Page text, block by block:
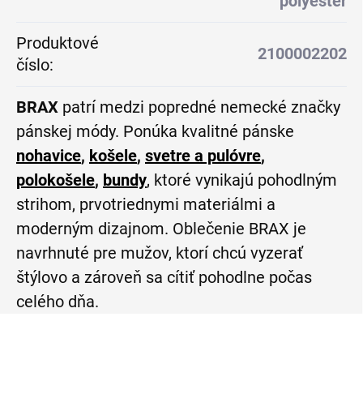
Produktové
číslo:
2100002202
BRAX patrí medzi popredné nemecké značky
pánskej módy. Ponúka kvalitné pánske
nohavice, košele, svetre a pulóvre,
polokošele, bundy, ktoré vynikajú pohodlným
strihom, prvotriednymi materiálmi a
moderným dizajnom. Oblečenie BRAX je
navrhnuté pre mužov, ktorí chcú vyzerať
štýlovo a zároveň sa cítiť pohodlne počas
celého dňa.